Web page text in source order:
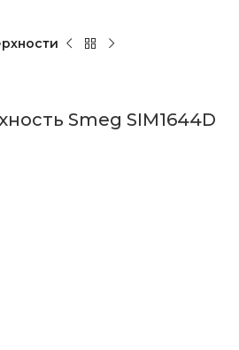
Smeg SIM1644D